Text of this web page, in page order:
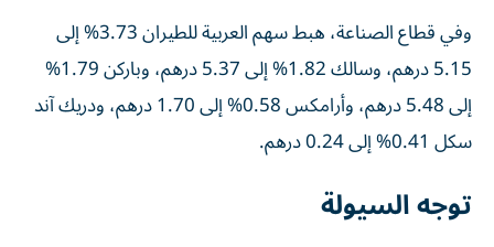
وفي قطاع الصناعة، هبط سهم العربية للطيران 3.73% إلى
5.15 درهم، وسالك 1.82% إلى 5.37 درهم، وباركن 1.79%
إلى 5.48 درهم، وأرامكس 0.58% إلى 1.70 درهم، ودريك آند
سكل 0.41% إلى 0.24 درهم.
توجه السيولة